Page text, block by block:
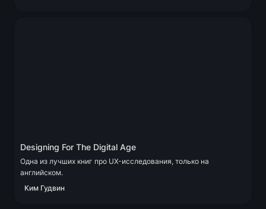
Designing For The Digital Age
Одна из лучших книг про UX-исследования, только на
английском.
Ким Гудвин